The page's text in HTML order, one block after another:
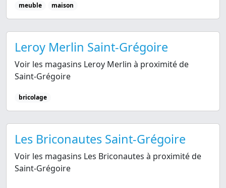
meuble maison
Leroy Merlin Saint-Grégoire
Voir les magasins Leroy Merlin à proximité de
Saint-Grégoire
bricolage
Les Briconautes Saint-Grégoire
Voir les magasins Les Briconautes à proximité de
Saint-Grégoire